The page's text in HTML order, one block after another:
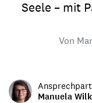
Seele – mit
Von
Manuela